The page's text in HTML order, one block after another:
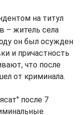
на титул
– житель села
он был осужден
и причастность
что после
от криминала.
после 7